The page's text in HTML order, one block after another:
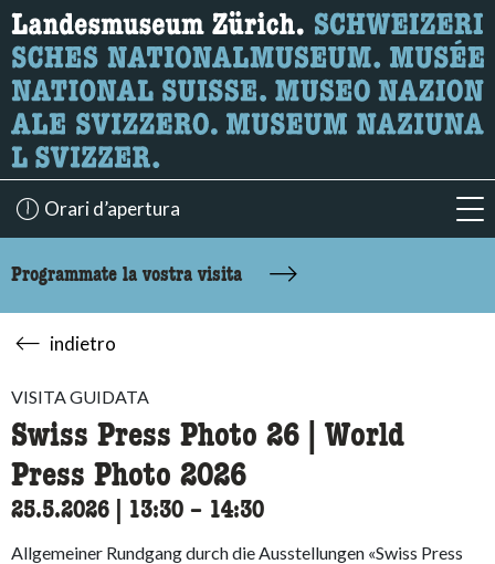
Ricerca
Qui è possibile cercare i contenuti della pagina.
Orari d’apertura
Programmate la vostra visita
indietro
VISITA GUIDATA
Swiss Press Photo 26 | World
Press Photo 2026
25.5.2026 13:30 accessibility.time_to
– 14:30
Allgemeiner Rundgang durch die Ausstellungen «Swiss Press